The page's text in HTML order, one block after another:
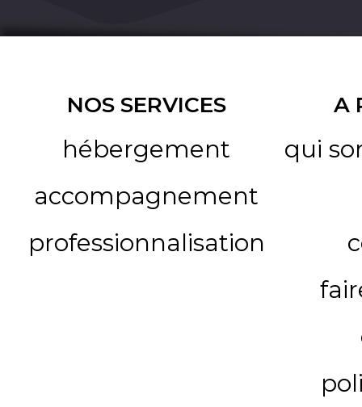
NOS SERVICES
hébergement
accompagnement
professionnalisation
A
qui